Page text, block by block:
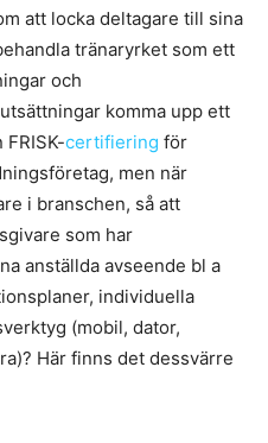
att locka deltagare till sina
tränaryrket som ett
och
komma upp ett
certifiering för
men när
i branschen, så att
som har
anställda avseende bl a
individuella
(mobil, dator,
Här finns det dessvärre